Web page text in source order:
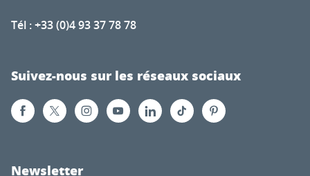
Tél : +33 (0)4 93 37 78 78
Suivez-nous sur les réseaux sociaux
Newsletter